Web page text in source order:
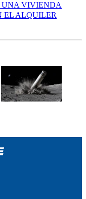
UNA VIVIENDA
EL ALQUILER